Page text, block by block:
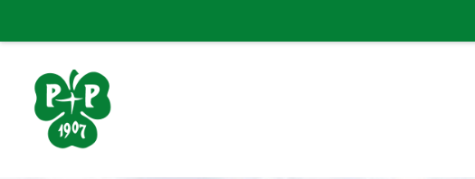
sivun
sisältöön
Porin Pyrintö ry